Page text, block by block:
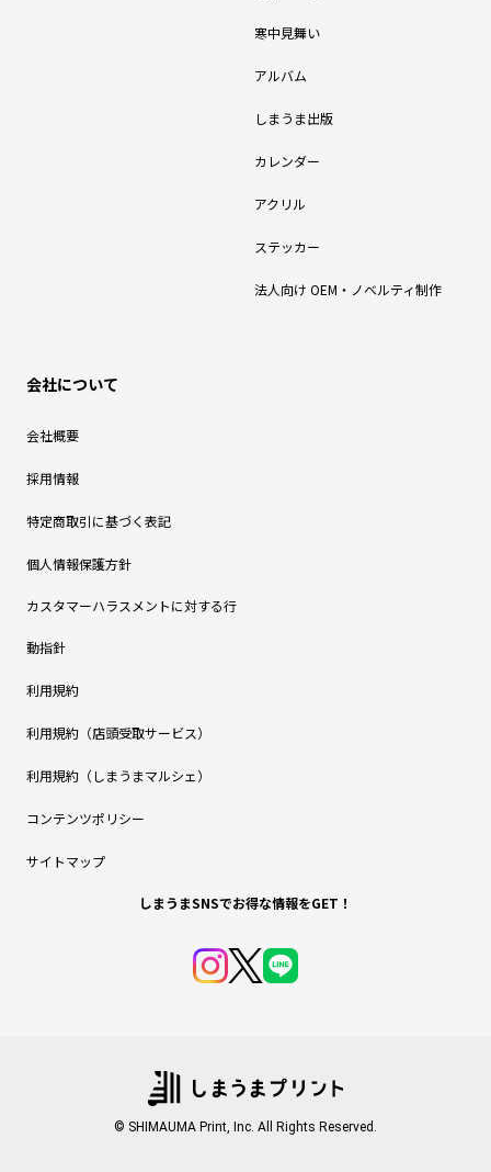
寒中見舞い
アルバム
しまうま出版
カレンダー
アクリル
ステッカー
法人向け OEM・ノベルティ制作
会社について
会社概要
採用情報
特定商取引に基づく表記
個人情報保護方針
カスタマーハラスメントに対する行
動指針
利用規約
利用規約（店頭受取サービス）
利用規約（しまうまマルシェ）
コンテンツポリシー
サイトマップ
しまうまSNSでお得な情報をGET！
© SHIMAUMA Print, Inc. All Rights Reserved.